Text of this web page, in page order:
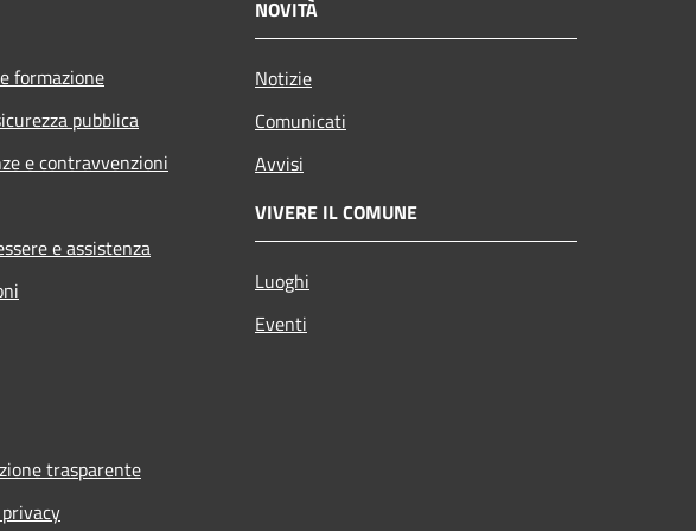
formazione
pubblica
e contravvenzioni
e assistenza
NOVITÀ
Notizie
Comunicati
Avvisi
VIVERE IL COMUNE
Luoghi
Eventi
trasparente